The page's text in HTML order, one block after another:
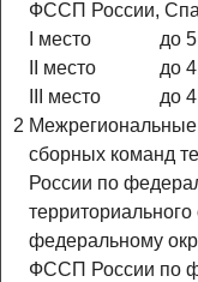
ФССП России,
I место
до
II место
до
III место
до
2
сборных команд
России по
федеральному
ФССП России по